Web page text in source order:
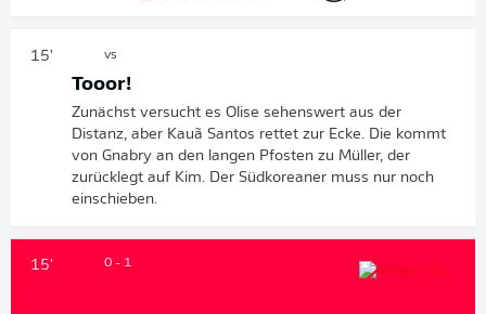
15' vs
Tooor!
Zunächst versucht es Olise sehenswert aus der
Distanz, aber Kauã Santos rettet zur Ecke. Die kommt
von Gnabry an den langen Pfosten zu Müller, der
zurücklegt auf Kim. Der Südkoreaner muss nur noch
einschieben.
15' 0 - 1